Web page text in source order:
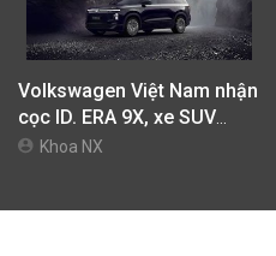
Volkswagen Việt Nam nhận
cọc ID. ERA 9X, xe SUV
EREV dự kiến giá dưới 3 tỷ
Khoa NX